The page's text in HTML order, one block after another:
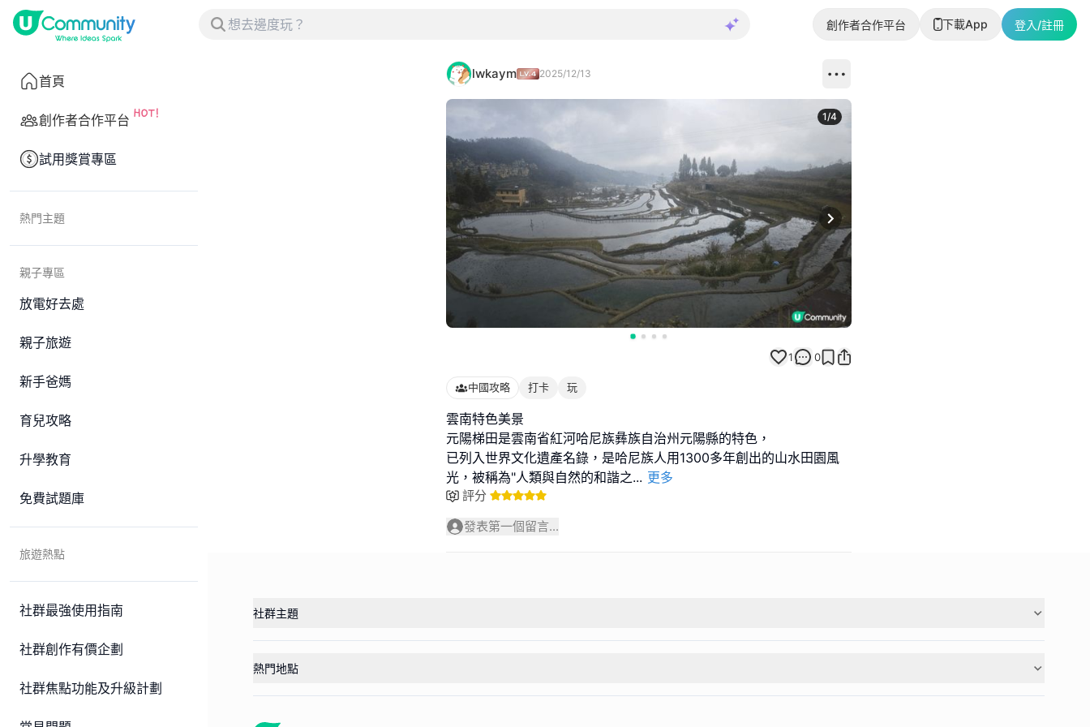
創作者合作平台 下載App 登入/註冊
首頁
創作者合作平台
試用獎賞專區
熱門主題
親子專區
放電好去處
親子旅遊
新手爸媽
育兒攻略
升學教育
免費試題庫
旅遊熱點
社群最強使用指南
社群創作有價企劃
社群焦點功能及升級計劃
lwkaym 2025/12/13
Next slide
1/4
1 0
中國攻略 打卡 玩
雲南特色美景
元陽梯田是雲南省紅河哈尼族彝族自治州元陽縣的特色，
已列入世界文化遺產名錄，是哈尼族人用1300多年創出的山水田園風
光，被稱為"人類與自然的和諧之... 更多
評分
發表第一個留言...
社群主題
熱門地點